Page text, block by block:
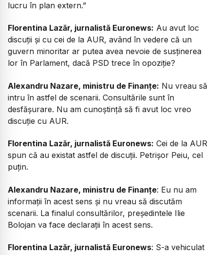
lucru în plan extern.”
Florentina Lazăr, jurnalistă Euronews: Au avut loc
discuții și cu cei de la AUR, având în vedere că un
guvern minoritar ar putea avea nevoie de susținerea
lor în Parlament, dacă PSD trece în opoziție?
Alexandru Nazare, ministru de Finanțe: Nu vreau să
intru în astfel de scenarii. Consultările sunt în
desfășurare. Nu am cunoștință să fi avut loc vreo
discuție cu AUR.
Florentina Lazăr, jurnalistă Euronews: Cei de la AUR
spun că au existat astfel de discuții. Petrișor Peiu, cel
puțin.
Alexandru Nazare, ministru de Finanțe: Eu nu am
informații în acest sens și nu vreau să discutăm
scenarii. La finalul consultărilor, președintele Ilie
Bolojan va face declarații în acest sens.
Florentina Lazăr, jurnalistă Euronews: S-a vehiculat